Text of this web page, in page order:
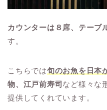
カウンターは８席、テーブ
す。
こちらでは旬のお魚を日本
物、江戸前寿司 など様々な
提供してくれています。